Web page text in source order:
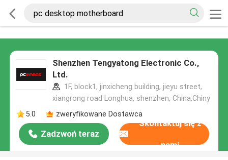
Shenzhen Tengyatong Electronic Co.,
Ltd.
1F, block1, jinxicheng building, jieyu street,
xiangrong road Longhua, shenzhen, China,Chiny
5.0
zweryfikowane Dostawca
Zadzwoń teraz
Skontaktuj się z
nami